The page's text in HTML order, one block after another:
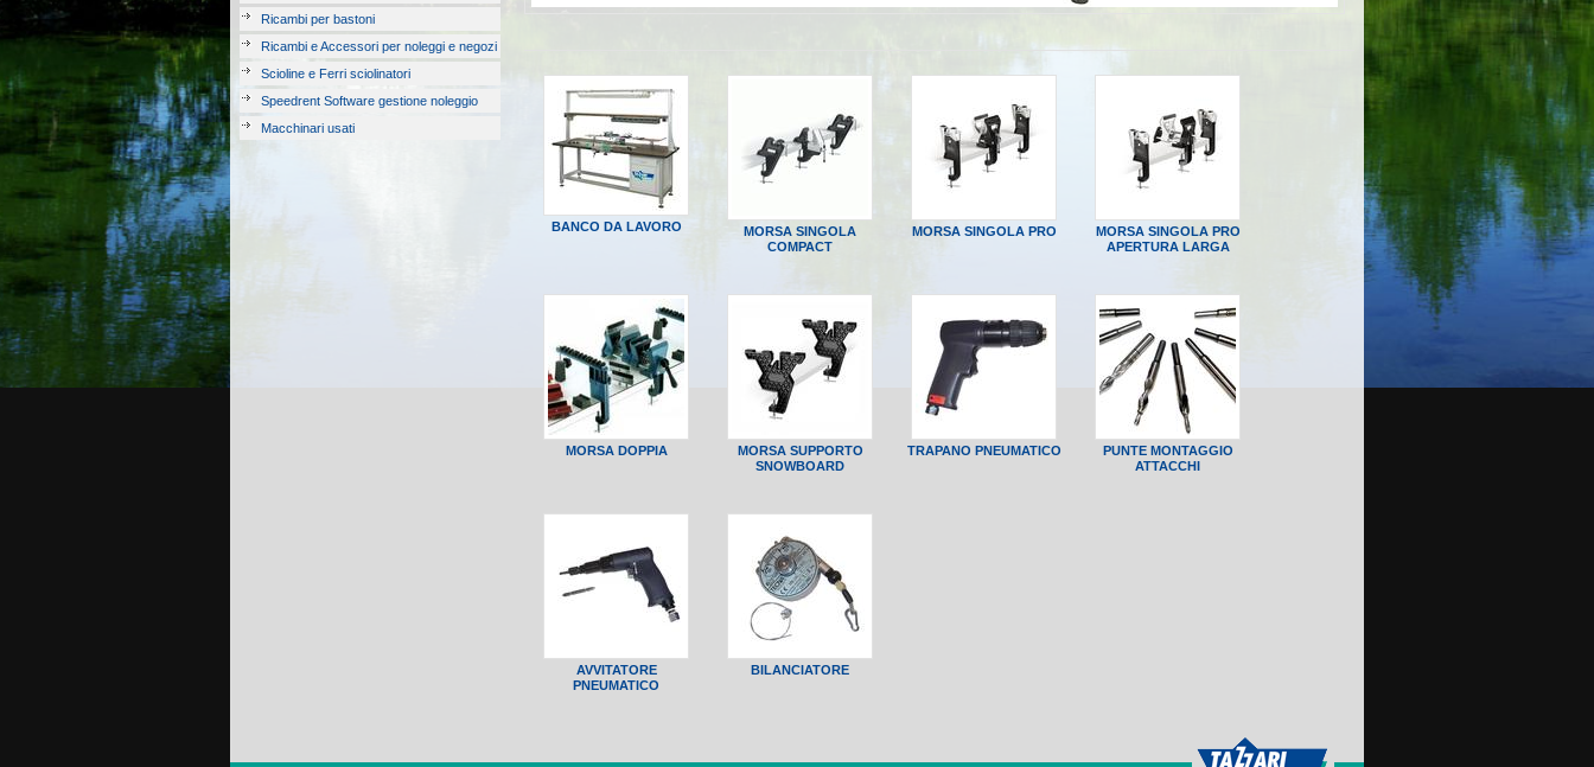
Ricambi per bastoni
Ricambi e Accessori per noleggi e negozi
Scioline e Ferri sciolinatori
Speedrent Software gestione noleggio
Macchinari usati
BANCO DA LAVORO
MORSA SINGOLA
COMPACT
MORSA SINGOLA PRO
MORSA SINGOLA PRO
APERTURA LARGA
MORSA DOPPIA
MORSA SUPPORTO
SNOWBOARD
TRAPANO PNEUMATICO
PUNTE MONTAGGIO
ATTACCHI
AVVITATORE
PNEUMATICO
BILANCIATORE